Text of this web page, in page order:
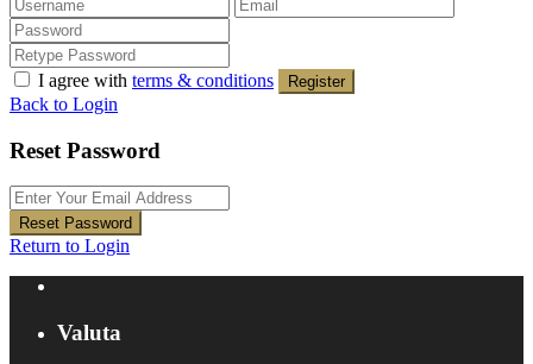
I agree with terms & conditions Register
Back to Login
Reset Password
Reset Password
Return to Login
Valuta